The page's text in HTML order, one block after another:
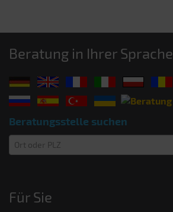
Beratung in Ihrer Sprache
Beratungsstelle suchen
Für Sie